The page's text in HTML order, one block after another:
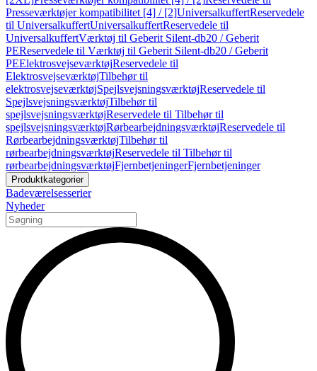
Presseværktøjer kompatibilitet [4] / [2]UniversalkuffertReservedele
til UniversalkuffertUniversalkuffertReservedele til
UniversalkuffertVærktøj til Geberit Silent-db20 / Geberit
PEReservedele til Værktøj til Geberit Silent-db20 / Geberit
PEElektrosvejseværktøjReservedele til
ElektrosvejseværktøjTilbehør til
elektrosvejseværktøjSpejlsvejsningsværktøjReservedele til
SpejlsvejsningsværktøjTilbehør til
spejlsvejsningsværktøjReservedele til Tilbehør til
spejlsvejsningsværktøjRørbearbejdningsværktøjReservedele til
RørbearbejdningsværktøjTilbehør til
rørbearbejdningsværktøjReservedele til Tilbehør til
rørbearbejdningsværktøjFjernbetjeningerFjernbetjeninger
Produktkategorier
Badeværelsesserier
Nyheder